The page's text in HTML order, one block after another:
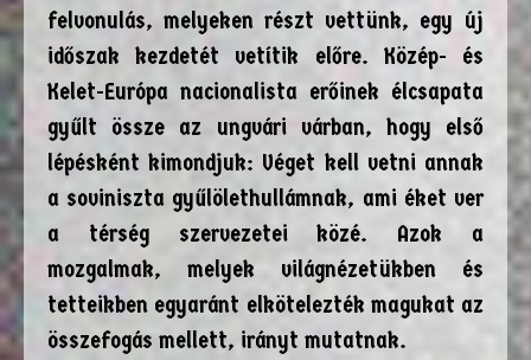
felvonulás, melyeken részt vettünk, egy új
időszak kezdetét vetítik előre. Közép- és
Kelet-Európa nacionalista erőinek élcsapata
gyűlt össze az ungvári várban, hogy első
lépésként kimondjuk: Véget kell vetni annak
a soviniszta gyűlölethullámnak, ami éket ver
a térség szervezetei közé. Azok a
mozgalmak, melyek világnézetükben és
tetteikben egyaránt elkötelezték magukat az
összefogás mellett, irányt mutatnak.